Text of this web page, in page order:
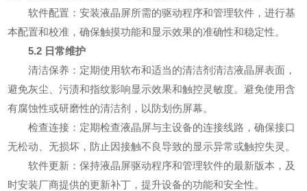
软件配置：安装液晶屏所需的驱动程序和管理软件，进行基
本配置和校准，确保触摸功能和显示效果的准确性和稳定性。
5.2 日常维护
清洁保养：定期使用软布和适当的清洁剂清洁液晶屏表面，
避免灰尘、污渍和指纹影响显示效果和触控灵敏度。避免使用含
有腐蚀性或研磨性的清洁剂，以防划伤屏幕。
检查连接：定期检查液晶屏与主设备的连接线路，确保接口
无松动、无损坏，防止因接触不良导致的显示异常或触控失灵。
软件更新：保持液晶屏驱动程序和管理软件的最新版本，及
时安装厂商提供的更新补丁，提升设备的功能和安全性。